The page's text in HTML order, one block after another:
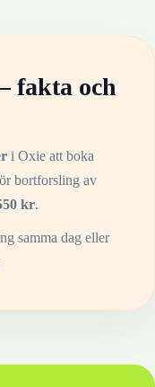
fakta och
i Oxieatt boka
bortforsling av
kr.
samma dag eller